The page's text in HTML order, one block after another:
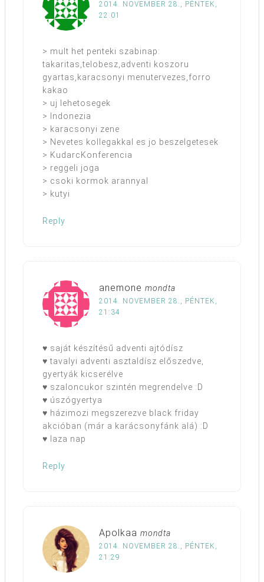
2014. NOVEMBER 28., PÉNTEK,
22:01
> mult het penteki szabinap:
takaritas,telobesz,adventi koszoru
gyartas,karacsonyi menutervezes,forro
kakao
> uj lehetosegek
> Indonezia
> karacsonyi zene
> Nevetes kollegakkal es jo beszelgetesek
> KudarcKonferencia
> reggeli joga
> csoki kormok arannyal
> kutyi
Reply
anemone mondta
2014. NOVEMBER 28., PÉNTEK,
21:34
♥ saját készítésű adventi ajtódísz
♥ tavalyi adventi asztaldísz előszedve,
gyertyák kicserélve
♥ szaloncukor szintén megrendelve :D
♥ úszógyertya
♥ házimozi megszerezve black friday
akcióban (már a karácsonyfánk alá) :D
♥ laza nap
Reply
Apolkaa mondta
2014. NOVEMBER 28., PÉNTEK,
21:29